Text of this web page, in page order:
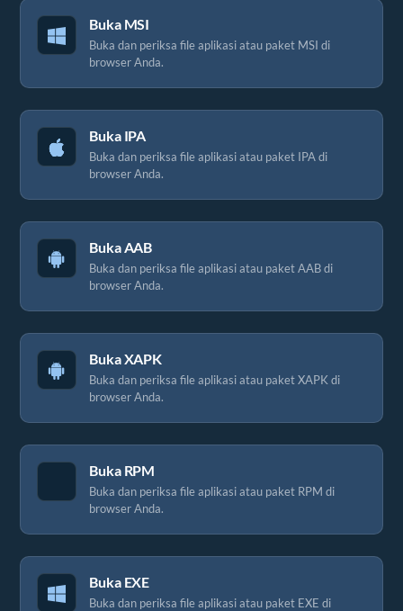
Buka MSI
Buka dan periksa file aplikasi atau paket MSI di
browser Anda.
Buka IPA
Buka dan periksa file aplikasi atau paket IPA di
browser Anda.
Buka AAB
Buka dan periksa file aplikasi atau paket AAB di
browser Anda.
Buka XAPK
Buka dan periksa file aplikasi atau paket XAPK di
browser Anda.
Buka RPM
Buka dan periksa file aplikasi atau paket RPM di
browser Anda.
Buka EXE
Buka dan periksa file aplikasi atau paket EXE di